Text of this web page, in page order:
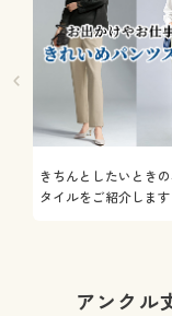
きちんとしたいとき
タイルをご紹介します
アンクル